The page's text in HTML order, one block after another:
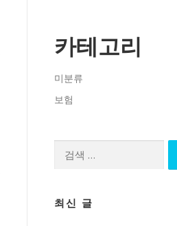
카테고리
미분류
보험
최신 글